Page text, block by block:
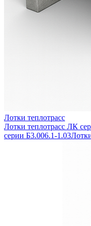
Лотки теплотрасс
Лотки теплотрасс ЛК
серии Б3.006.1-1.03